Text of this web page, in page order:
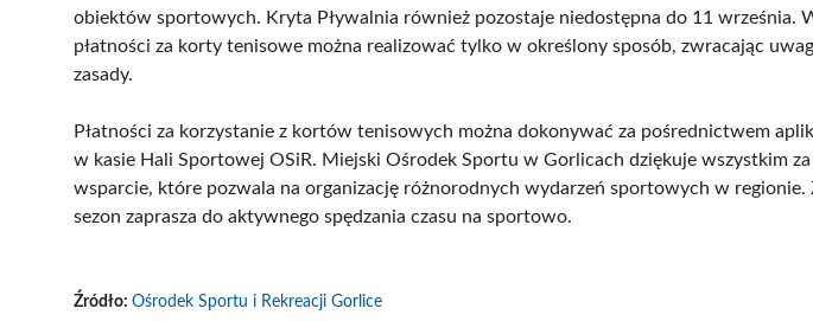
obiektów sportowych. Kryta Pływalnia również pozostaje niedostępna do 11 września.
płatności za korty tenisowe można realizować tylko w określony sposób, zwracając
zasady.
Płatności za korzystanie z kortów tenisowych można dokonywać za pośrednictwem
w kasie Hali Sportowej OSiR. Miejski Ośrodek Sportu w Gorlicach dziękuje wszystkim za
wsparcie, które pozwala na organizację różnorodnych wydarzeń sportowych w regionie.
sezon zaprasza do aktywnego spędzania czasu na sportowo.
Źródło: Ośrodek Sportu i Rekreacji Gorlice